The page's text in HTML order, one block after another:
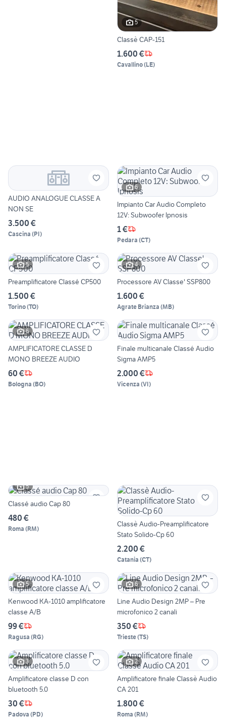
5
Classè CAP-151
1.600 €
Cavallino(LE)
AUDIO ANALOGUE CLASSE A
NON SE
3.500 €
Cascina (PI)
6
Impianto Car Audio Completo
12V: Subwoofer Ipnosis
1 €
Pedara (CT)
5
Preamplificatore Classé CP500
1.500 €
Torino(TO)
4
Processore AV Classe' SSP800
1.600 €
Agrate Brianza (MB)
6
AMPLIFICATORE CLASSE D
MONO BREEZE AUDIO
60 €
Bologna (BO)
Finale multicanale Classé Audio
Sigma AMP5
2.000 €
Vicenza (VI)
5
Classé audio Cap 80
480 €
Roma (RM)
Classè Audio-Preamplificatore
Stato Solido-Cp 60
2.200 €
Catania (CT)
5
Kenwood KA-1010 amplificatore
classe A/B
99 €
Ragusa (RG)
6
Line Audio Design 2MP – Pre
microfonico 2 canali
350 €
Trieste(TS)
3
Amplificatore classe D con
bluetooth 5.0
30 €
Padova (PD)
2
Amplificatore finale Classè Audio
CA 201
1.800 €
Roma (RM)